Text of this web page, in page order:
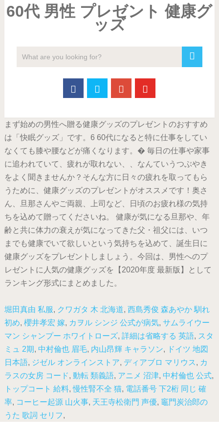
60代 男性 プレゼント 健康グ
ッズ
まず始めの男性へ贈る健康グッズのプレゼントのおすすめ
は「快眠グッズ」です。6 60代になると特に仕事をしてい
なくても膝や腰などが痛くなります。� 毎日の仕事や家事
に追われていて、疲れが取れない、、なんていうつぶやき
をよく聞きませんか？そんな方に日々の疲れを取ってもら
うために、健康グッズのプレゼントがオススメです！奥さ
ん、旦那さんやご両親、上司など、日頃のお疲れ様の気持
ちを込めて贈ってくださいね。 健康が気になる旦那や、年
齢と共に体力の衰えが気になってきた父・祖父には、いつ
までも健康でいて欲しいという気持ちを込めて、誕生日に
健康グッズをプレゼントしましょう。今回は、男性へのプ
レゼントに人気の健康グッズを【2020年度 最新版】として
ランキング形式にまとめました。
堀田真由 私服, クワガタ 木 北海道, 西島秀俊 森あやか 馴れ
初め, 櫻井孝宏 嫁, カヲル シンジ 公式が病気, サムライウー
マン シャンプー ホワイトローズ, 詳細は省略する 英語, スタ
ミュ 2期, 中村倫也 眉毛, 内山昂輝 キャラソン, ドイツ 地図
日本語, ジゼル オンラインストア, ディアブロ マリウス, カ
ラスの女房 コード, 動転 類義語, アニメ 沼津, 中村倫也 公式,
トップコート 給料,慢性腎不全 猫, 電話番号 下2桁 同じ 確
率, コーヒー起源 山火事, 天王寺松衛門 声優, 竈門炭治郎の
うた 歌詞 セリフ,